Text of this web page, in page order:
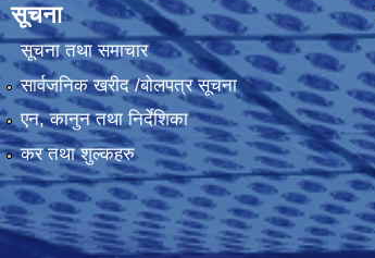
सूचना
सूचना तथा समाचार
सार्वजनिक खरीद /बोलपत्र सूचना
एन, कानुन तथा निर्देशिका
कर तथा शुल्कहरु